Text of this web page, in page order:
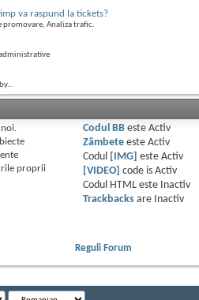
va raspund la tickets?
promovare, Analiza trafic.
proprii
Codul BBeste Activ
Zâmbeteeste Activ
Codul
[IMG] este Activ
[VIDEO] code is Activ
Codul HTML este
Inactiv
Trackbacksare
Inactiv
Reguli Forum